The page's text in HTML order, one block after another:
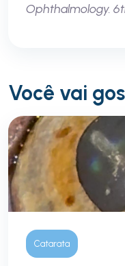
Ophthalmology.
Você vai
Catarata